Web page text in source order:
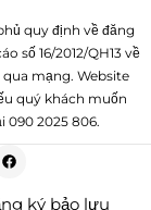
quy định về đăng
số 16/2012/QH13 về
mạng. Website
quý khách muốn
090 2025 806.
ký bảo lưu